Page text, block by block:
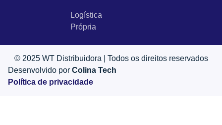
Logística
Própria
© 2025 WT Distribuidora | Todos os direitos reservados
Desenvolvido por Colina Tech
Política de privacidade